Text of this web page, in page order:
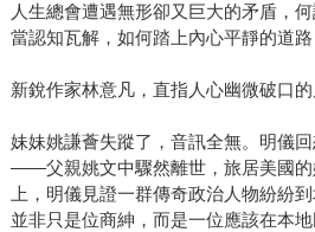
人生總會遭遇無形卻又巨大的矛盾，何
當認知瓦解，如何踏上內心平靜的道路
新銳作家林意凡，直指人心幽微破口
妹妹姚謙薈失蹤了，音訊全無。明儀
——父親姚文中驟然離世，旅居美國的
上，明儀見證一群傳奇政治人物紛紛
並非只是位商紳，而是一位應該在本